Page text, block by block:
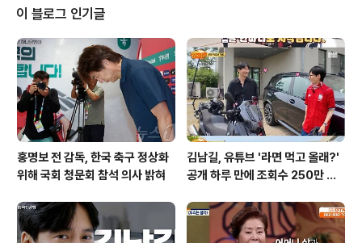
목하며 음모론을 제기했습니다. 그의 주장에 따르면, 한국
에 본부를 둔 국제 선거기관이 각국의 부정선거를 기획하
고 있으며, 중국 공산당과 미국 좌파가 이 기관과 한국 선관
위를 지원하고 있다는 것입니다. 이러한 주장은 과연 사실
일까요? 팩트체크를 통해 모스탄의 주장을 자세히 살펴보
겠습니다. 모스탄의 주장의 핵심: A-..
이 블로그 인기글
홍명보 전 감독, 한국 축구 정상화
위해 국회 청문회 참석 의사 밝혀
김남길, 유튜브 '라면 먹고 올래?'
공개 하루 만에 조회수 250만 돌